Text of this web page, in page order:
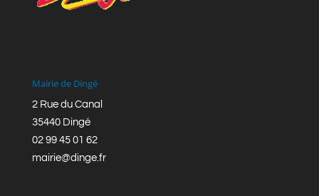
Mairie de Dingé
2 Rue du Canal
35440 Dingé
02 99 45 01 62
mairie@dinge.fr